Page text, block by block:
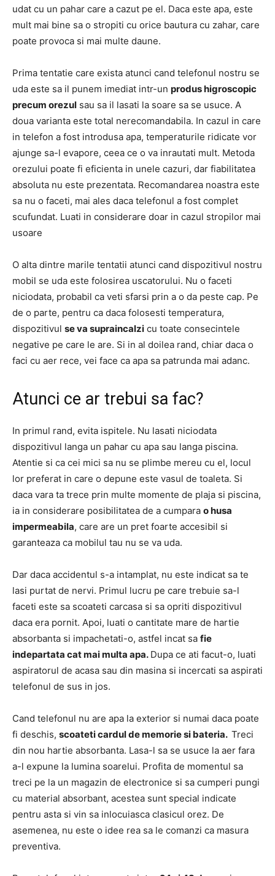
udat cu un pahar care a cazut pe el. Daca este apa, este
mult mai bine sa o stropiti cu orice bautura cu zahar, care
poate provoca si mai multe daune.
Prima tentatie care exista atunci cand telefonul nostru se
uda este sa il punem imediat intr-un produs higroscopic
precum orezul sau sa il lasati la soare sa se usuce. A
doua varianta este total nerecomandabila. In cazul in care
in telefon a fost introdusa apa, temperaturile ridicate vor
ajunge sa-l evapore, ceea ce o va inrautati mult. Metoda
orezului poate fi eficienta in unele cazuri, dar fiabilitatea
absoluta nu este prezentata. Recomandarea noastra este
sa nu o faceti, mai ales daca telefonul a fost complet
scufundat. Luati in considerare doar in cazul stropilor mai
usoare
O alta dintre marile tentatii atunci cand dispozitivul nostru
mobil se uda este folosirea uscatorului. Nu o faceti
niciodata, probabil ca veti sfarsi prin a o da peste cap. Pe
de o parte, pentru ca daca folosesti temperatura,
dispozitivul se va supraincalzi cu toate consecintele
negative pe care le are. Si in al doilea rand, chiar daca o
faci cu aer rece, vei face ca apa sa patrunda mai adanc.
Atunci ce ar trebui sa fac?
In primul rand, evita ispitele. Nu lasati niciodata
dispozitivul langa un pahar cu apa sau langa piscina.
Atentie si ca cei mici sa nu se plimbe mereu cu el, locul
lor preferat in care o depune este vasul de toaleta. Si
daca vara ta trece prin multe momente de plaja si piscina,
ia in considerare posibilitatea de a cumpara o husa
impermeabila, care are un pret foarte accesibil si
garanteaza ca mobilul tau nu se va uda.
Dar daca accidentul s-a intamplat, nu este indicat sa te
lasi purtat de nervi. Primul lucru pe care trebuie sa-l
faceti este sa scoateti carcasa si sa opriti dispozitivul
daca era pornit. Apoi, luati o cantitate mare de hartie
absorbanta si impachetati-o, astfel incat sa fie
indepartata cat mai multa apa. Dupa ce ati facut-o, luati
aspiratorul de acasa sau din masina si incercati sa aspirati
telefonul de sus in jos.
Cand telefonul nu are apa la exterior si numai daca poate
fi deschis, scoateti cardul de memorie si bateria. Treci
din nou hartie absorbanta. Lasa-l sa se usuce la aer fara
a-l expune la lumina soarelui. Profita de momentul sa
treci pe la un magazin de electronice si sa cumperi pungi
cu material absorbant, acestea sunt special indicate
pentru asta si vin sa inlocuiasca clasicul orez. De
asemenea, nu este o idee rea sa le comanzi ca masura
preventiva.